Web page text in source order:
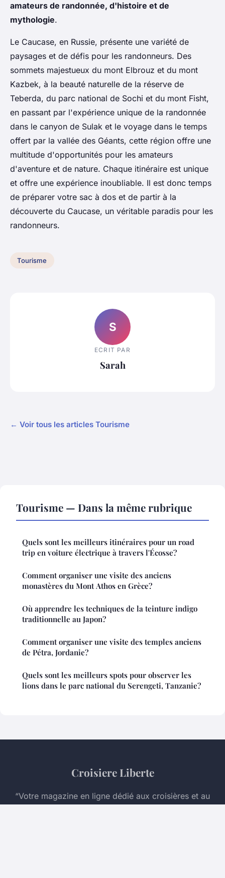
amateurs de randonnée, d'histoire et de
mythologie.
Le Caucase, en Russie, présente une variété de
paysages et de défis pour les randonneurs. Des
sommets majestueux du mont Elbrouz et du mont
Kazbek, à la beauté naturelle de la réserve de
Teberda, du parc national de Sochi et du mont Fisht,
en passant par l'expérience unique de la randonnée
dans le canyon de Sulak et le voyage dans le temps
offert par la vallée des Géants, cette région offre une
multitude d'opportunités pour les amateurs
d'aventure et de nature. Chaque itinéraire est unique
et offre une expérience inoubliable. Il est donc temps
de préparer votre sac à dos et de partir à la
découverte du Caucase, un véritable paradis pour les
randonneurs.
Tourisme
S
ECRIT PAR
Sarah
← Voir tous les articles Tourisme
Tourisme — Dans la même rubrique
Quels sont les meilleurs itinéraires pour un road
trip en voiture électrique à travers l'Écosse?
Comment organiser une visite des anciens
monastères du Mont Athos en Grèce?
Où apprendre les techniques de la teinture indigo
traditionnelle au Japon?
Comment organiser une visite des temples anciens
de Pétra, Jordanie?
Quels sont les meilleurs spots pour observer les
lions dans le parc national du Serengeti, Tanzanie?
Croisiere Liberte
“Votre magazine en ligne dédié aux croisières et au